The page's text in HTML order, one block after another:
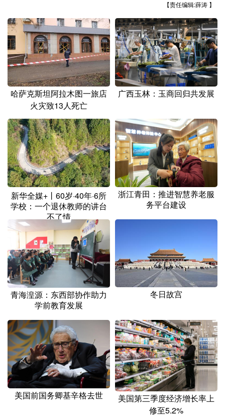
西藏
陕西 青海 宁夏
新疆 内蒙古 黑龙江
多语种频道
Русский язык 日本語 한국어
Deutsch Português
【责任编辑:薛涛 】
哈萨克斯坦阿拉木图一旅店
火灾致13人死亡
广西玉林：玉商回归共发展
新华全媒+丨60岁·40年·6所
学校：一个退休教师的讲台
不了情
浙江青田：推进智慧养老服
务平台建设
青海湟源：东西部协作助力
学前教育发展
冬日故宫
美国前国务卿基辛格去世
美国第三季度经济增长率上
修至5.2%